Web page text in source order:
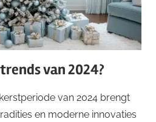
van 2024?
van 2024 brengt
en moderne innovaties